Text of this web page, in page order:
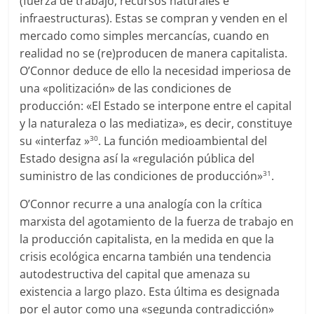
infraestructuras). Estas se compran y venden en el
mercado como simples mercancías, cuando en
realidad no se (re)producen de manera capitalista.
O’Connor deduce de ello la necesidad imperiosa de
una «politización» de las condiciones de
producción: «El Estado se interpone entre el capital
y la naturaleza o las mediatiza», es decir, constituye
su «interfaz »30. La función medioambiental del
Estado designa así la «regulación pública del
suministro de las condiciones de producción»31 .
O’Connor recurre a una analogía con la crítica
marxista del agotamiento de la fuerza de trabajo en
la producción capitalista, en la medida en que la
crisis ecológica encarna también una tendencia
autodestructiva del capital que amenaza su
existencia a largo plazo. Esta última es designada
por el autor como una «segunda contradicción»